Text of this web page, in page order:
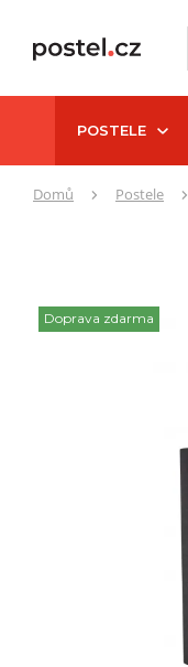
POSTELE
ZdeDomů Postele
Doprava zdarma